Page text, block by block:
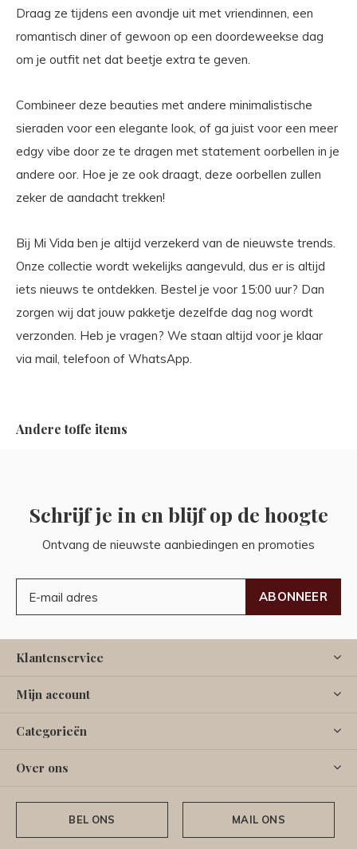
Draag ze tijdens een avondje uit met vriendinnen, een
romantisch diner of gewoon op een doordeweekse dag
om je outfit net dat beetje extra te geven.
Combineer deze beauties met andere minimalistische
sieraden voor een elegante look, of ga juist voor een meer
edgy vibe door ze te dragen met statement oorbellen in je
andere oor. Hoe je ze ook draagt, deze oorbellen zullen
zeker de aandacht trekken!
Bij Mi Vida ben je altijd verzekerd van de nieuwste trends.
Onze collectie wordt wekelijks aangevuld, dus er is altijd
iets nieuws te ontdekken. Bestel je voor 15:00 uur? Dan
zorgen wij dat jouw pakketje dezelfde dag nog wordt
verzonden. Heb je vragen? We staan altijd voor je klaar
via mail, telefoon of WhatsApp.
Andere toffe items
Schrijf je in en blijf op de hoogte
Ontvang de nieuwste aanbiedingen en promoties
ABONNEER
Klantenservice
Mijn account
Categorieën
Over ons
BEL ONS MAIL ONS